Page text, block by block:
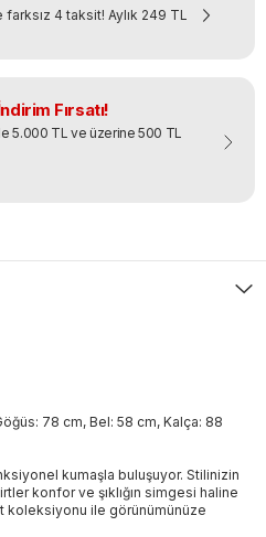
farksız 4 taksit! Aylık 249 TL
Fırsatı!
5.000 TL ve üzerine 500 TL
78 cm, Bel: 58 cm, Kalça: 88
kumaşla buluşuyor. Stilinizin
konfor ve şıklığın simgesi haline
koleksiyonu ile görünümünüze